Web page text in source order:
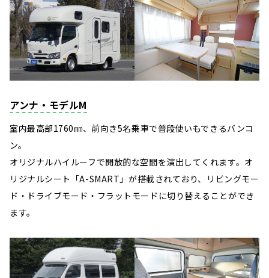
アンナ・モデルM
室内最高部1760㎜、前向き5名乗車で普段使いもできるバンコ
ン。
オリジナルハイルーフで開放的な空間を演出してくれます。オ
リジナルシート「A-SMART」が搭載されており、リビングモー
ド・ドライブモード・フラットモードに切り替えることができ
ます。